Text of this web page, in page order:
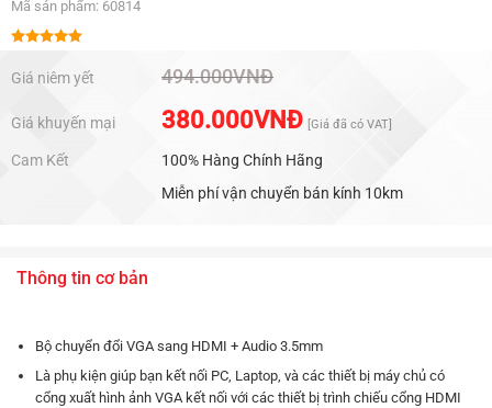
Mã sản phẩm: 60814
hạng5.00
5 sao
Giá niêm yết 494.000VNĐ
Giá khuyến mại 380.000VNĐ [Giá đã có VAT]
Cam Kết
100% Hàng Chính Hãng
Miễn phí vận chuyển bán kính 10km
Thông tin cơ bản
Bộ chuyển đổi VGA sang HDMI + Audio 3.5mm
Là phụ kiện giúp bạn kết nối PC, Laptop, và các thiết bị máy chủ có
cổng xuất hình ảnh VGA kết nối với các thiết bị trình chiếu cổng HDMI